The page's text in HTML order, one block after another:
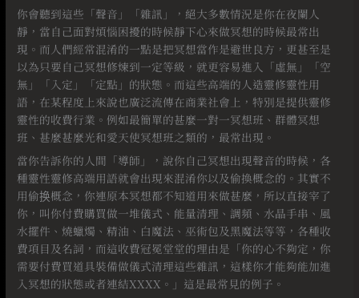
你會聽到這些「聲音」「雜訊」，絕大多數情況是你在夜闌人
靜，當自己面對煩惱困擾的時候靜下心來做冥想的時候最常出
現。而人們經常混淆的一點是把冥想當作是避世良方，更甚至是
以為只要自己冥想修煉到一定等級，就更容易進入「虛無」「空
無」「入定」「定點」的狀態。而這些高端的人造靈修靈性用
語，在某程度上來說也廣泛流傳在商業社會上，特別是提供靈修
靈性的收費行業。例如最簡單的甚麼一對一冥想班、群體冥想
班、甚麼甚麼光和愛天使冥想班之類的，最常出現。
當你告訴你的人間「導師」，說你自己冥想出現聲音的時候，各
種靈性靈修高端用語就會出現來混淆你以及偷換概念的。其實不
用偷换概念，你連原本冥想都不知道用來做甚麼，所以直接宰了
你，叫你付費購買做一堆儀式、能量清理、調頻、水晶手串、風
水擺件、燒蠟燭、精油、白魔法、巫術包及黑魔法等等，各種收
費項目及名詞，而這收費冠冕堂堂的理由是「你的心不夠定，你
需要付費買道具裝備做儀式清理這些雜訊，這樣你才能夠能加進
入冥想的狀態或者連結XXXX。」這是最常見的例子。